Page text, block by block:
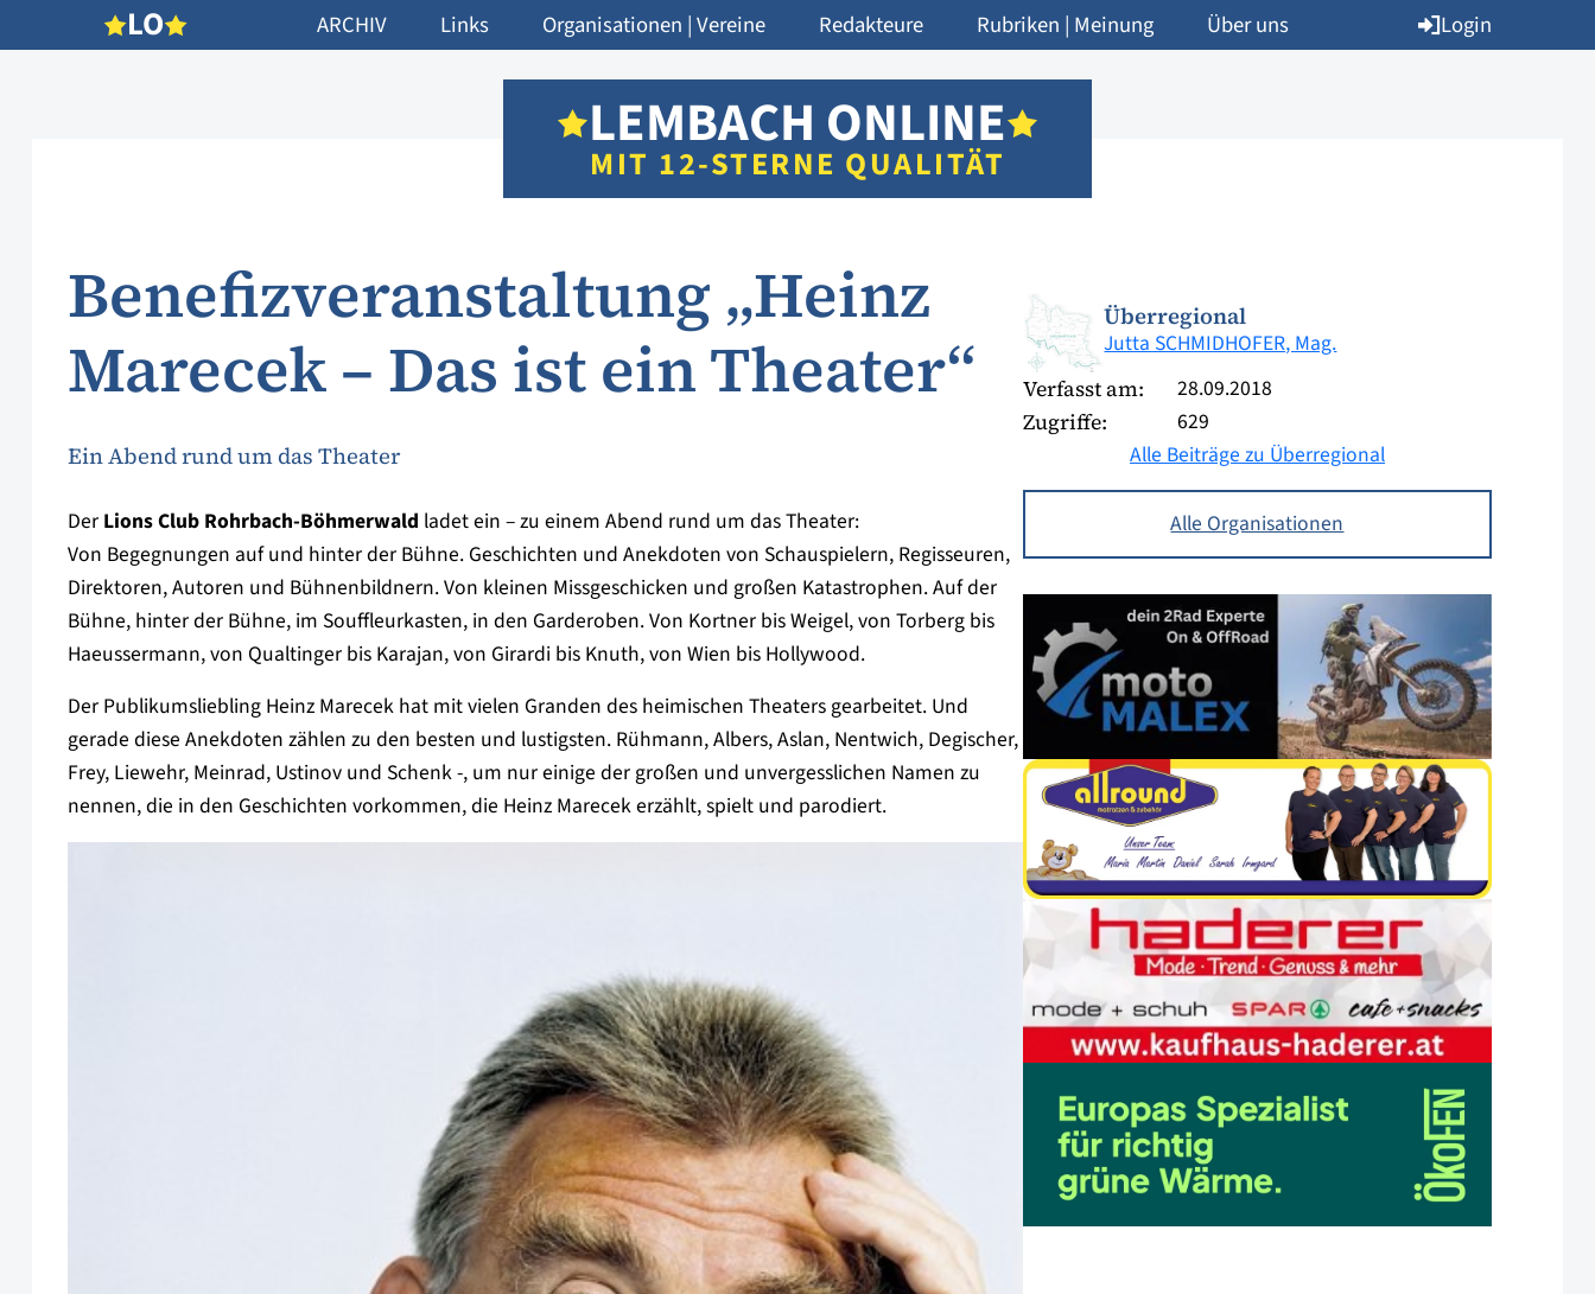
LO ARCHIV Links Organisationen | Vereine Redakteure Rubriken | Meinung Über uns Login
LEMBACH ONLINE
MIT 12-STERNE QUALITÄT
Benefizveranstaltung „Heinz
Marecek – Das ist ein Theater“
Ein Abend rund um das Theater
Der Lions Club Rohrbach-Böhmerwald ladet ein – zu einem Abend rund um das Theater:
Von Begegnungen auf und hinter der Bühne. Geschichten und Anekdoten von Schauspielern, Regisseuren,
Direktoren, Autoren und Bühnenbildnern. Von kleinen Missgeschicken und großen Katastrophen. Auf der
Bühne, hinter der Bühne, im Souffleurkasten, in den Garderoben. Von Kortner bis Weigel, von Torberg bis
Haeussermann, von Qualtinger bis Karajan, von Girardi bis Knuth, von Wien bis Hollywood.
Der Publikumsliebling Heinz Marecek hat mit vielen Granden des heimischen Theaters gearbeitet. Und
gerade diese Anekdoten zählen zu den besten und lustigsten. Rühmann, Albers, Aslan, Nentwich, Degischer,
Frey, Liewehr, Meinrad, Ustinov und Schenk -, um nur einige der großen und unvergesslichen Namen zu
nennen, die in den Geschichten vorkommen, die Heinz Marecek erzählt, spielt und parodiert.
Überregional
Jutta SCHMIDHOFER, Mag.
Verfasst am: 28.09.2018
Zugriffe:
629
Alle Beiträge zu Überregional
Alle Organisationen